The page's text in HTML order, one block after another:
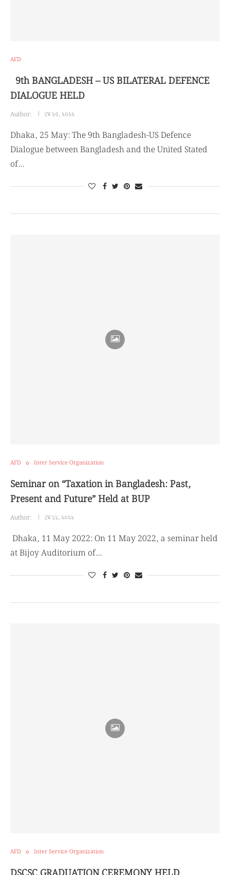
AFD
9th BANGLADESH – US BILATERAL DEFENCE
DIALOGUE HELD
Author: মে ২৫, ২০২২
Dhaka, 25 May: The 9th Bangladesh-US Defence
Dialogue between Bangladesh and the United Stated
of…
AFD Inter Service Organization
Seminar on “Taxation in Bangladesh: Past,
Present and Future” Held at BUP
Author: মে ১১, ২০২২
Dhaka, 11 May 2022: On 11 May 2022, a seminar held
at Bijoy Auditorium of…
AFD Inter Service Organization